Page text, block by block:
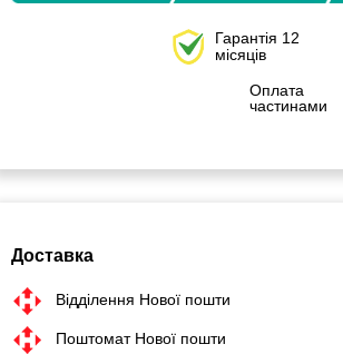
Гарантія 12
місяців
Оплата
частинами
Доставка
Відділення Нової пошти
Поштомат Нової пошти